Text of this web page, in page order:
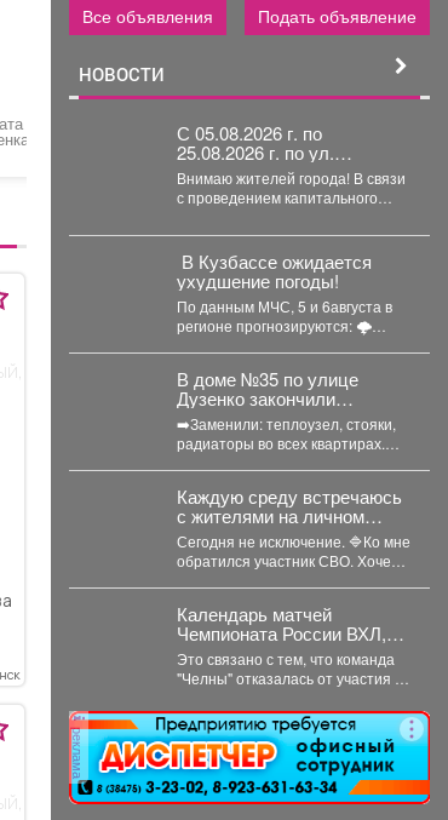
штыковая без
К2
Укрепление корней
волос
450 руб.
Все объявления
Подать объявление
НОВОСТИ
С 05.08.2026 г. по
25.08.2026 г. по ул.
Кузнецкая вводится
реверсивное движения для
автотранспорта
Внимаю жителей города! В связи
с проведением капитального
05.08.2026 г....
️ В Кузбассе ожидается
ухудшение погоды!
По данным МЧС, 5 и 6августа в
регионе прогнозируются: 🌩
В доме №35 по улице
Дузенко закончили
капитальный ремонт
системы отопления.
➡️Заменили: теплоузел, стояки,
радиаторы во всех квартирах.
сделаны...
Каждую среду встречаюсь
с жителями на личном
приёме.
Сегодня не исключение. 🔷Ко мне
обратился участник СВО. Хочет
Календарь матчей
Чемпионата России ВХЛ,
который должен был
появиться сегодня,
опубликуют позднее.
Это связано с тем, что команда
"Челны" отказалась от участия в
проблем...
реклама